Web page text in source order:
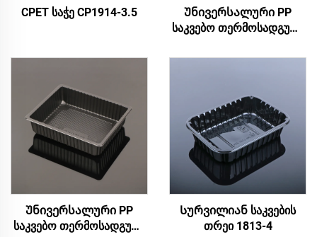
CPET საჭე CP1914-3.5
Უნივერსალური PP
საკვებო თერმოსადგური
Უნივერსალური PP
საკვებო თერმოსადგური
Სურვილიან საკვების
თრეი 1813-4